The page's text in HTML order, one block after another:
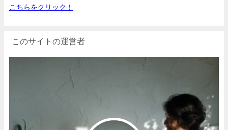
こちらをクリック！
このサイトの運営者